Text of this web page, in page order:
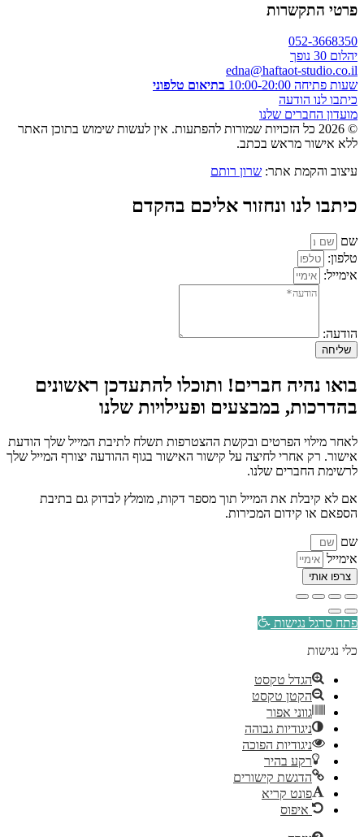
פרטי התקשרות
052-3668350
יהלום 30 נופך
edna@haftaot-studio.co.il
שעות פתיחה 10:00-20:00
בתיאום טלפוני
כיתבו לנו הודעה
מועדון החברים שלנו
© 2026 כל הזכויות שמורות להפתעות. אין לעשות שימוש בתוכן האתר
ללא אישור מראש בכתב.
עיצוב והקמת אתר: שרון רותם
כיתבו לנו ונחזור אליכם בהקדם
שם
טלפון:
אימייל:
הודעה:
שליחה
בואו נהיה חברים! ותוכלו להתעדכן ראשונים
בהדרכות, במבצעים ופעילויות שלנו
לאחר מילוי הפרטים ובקשת ההצטרפות תשלח לתיבת המייל שלך הודעת
אישור. רק אחרי לחיצה על קישור האישור בגוף ההודעה יצורף המייל שלך
לרשימת החברים שלנו.
אם לא קיבלת את המייל תוך מספר דקות, מומלץ לבדוק גם בתיבת
הספאם או קידום המכירות.
שם
אימייל
צרפו אותי
פתח סרגל נגישות
כלי נגישות
הגדל טקסט
הקטן טקסט
גווני אפור
ניגודיות גבוהה
ניגודיות הפוכה
רקע בהיר
הדגשת קישורים
פונט קריא
איפוס